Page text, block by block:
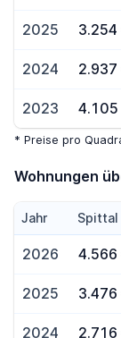
2025 3.254
2024 2.937
2023 4.105
* Preise pro
Wohnungen
Jahr Spittal
2026 4.566
2025 3.476
2024 2.716